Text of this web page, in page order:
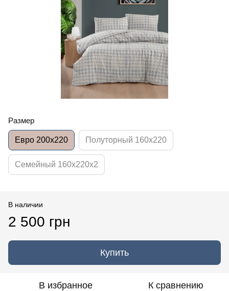
Размер
Евро 200x220 Полуторный 160x220
Семейный 160x220x2
В наличии
2 500 грн
Купить
В избранное К сравнению